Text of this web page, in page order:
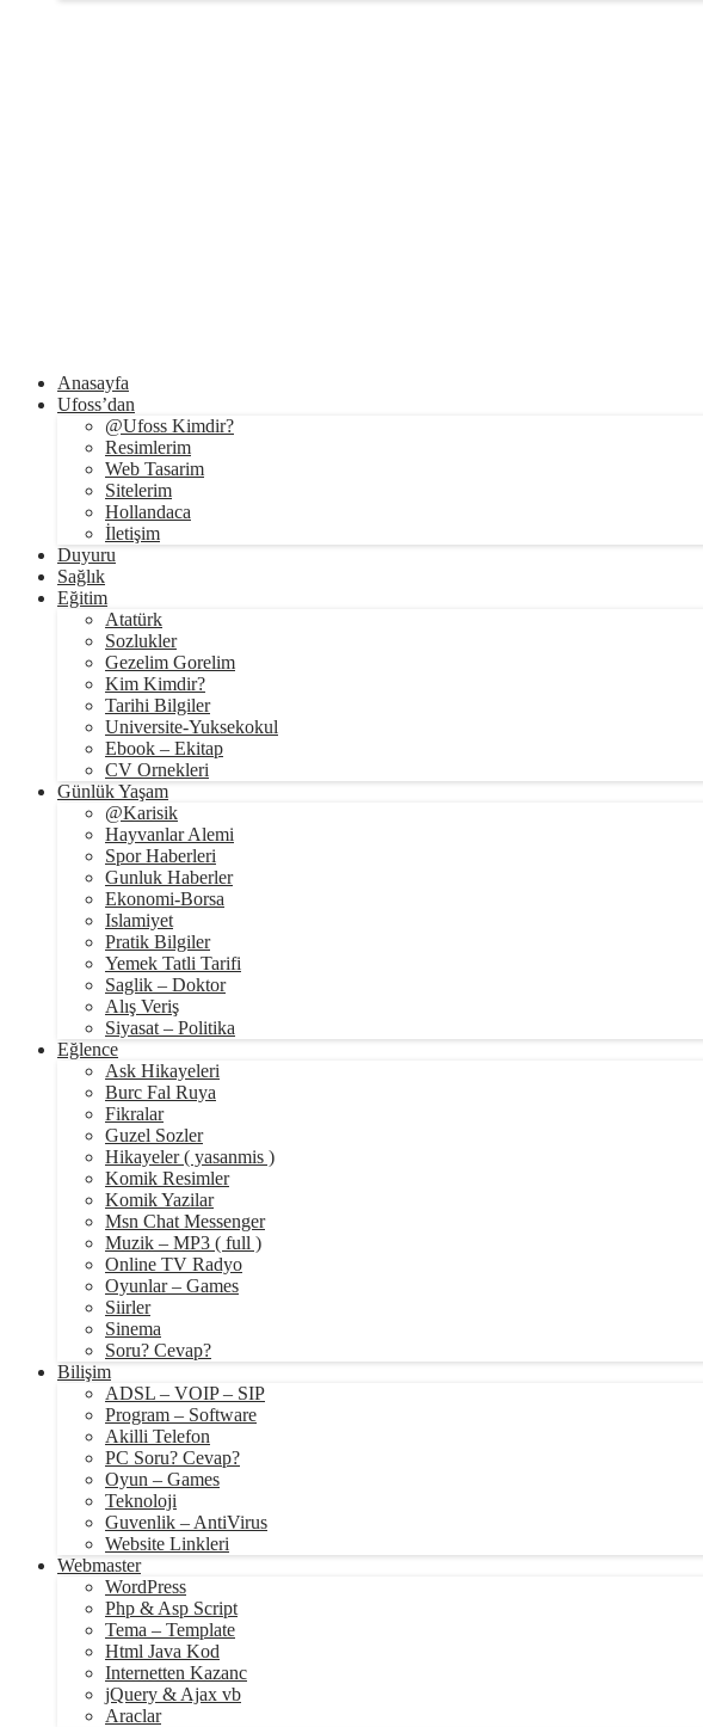
Anasayfa
Ufoss’dan
@Ufoss Kimdir?
Resimlerim
Web Tasarim
Sitelerim
Hollandaca
İletişim
Duyuru
Sağlık
Eğitim
Atatürk
Sozlukler
Gezelim Gorelim
Kim Kimdir?
Tarihi Bilgiler
Universite-Yuksekokul
Ebook – Ekitap
CV Ornekleri
Günlük Yaşam
@Karisik
Hayvanlar Alemi
Spor Haberleri
Gunluk Haberler
Ekonomi-Borsa
Islamiyet
Pratik Bilgiler
Yemek Tatli Tarifi
Saglik – Doktor
Alış Veriş
Siyasat – Politika
Eğlence
Ask Hikayeleri
Burc Fal Ruya
Fikralar
Guzel Sozler
Hikayeler ( yasanmis )
Komik Resimler
Komik Yazilar
Msn Chat Messenger
Muzik – MP3 ( full )
Online TV Radyo
Oyunlar – Games
Siirler
Sinema
Soru? Cevap?
Bilişim
ADSL – VOIP – SIP
Program – Software
Akilli Telefon
PC Soru? Cevap?
Oyun – Games
Teknoloji
Guvenlik – AntiVirus
Website Linkleri
Webmaster
WordPress
Php & Asp Script
Tema – Template
Html Java Kod
Internetten Kazanc
jQuery & Ajax vb
Araclar